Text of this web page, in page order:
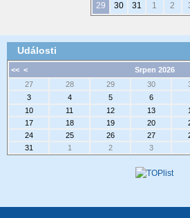
29
30 31 1 2
Události
<< <
Srpen 2026
27
28 29 30
3
4 5 6
10
11 12 13
17
18 19 20
24
25 26 27
31
1 2 3